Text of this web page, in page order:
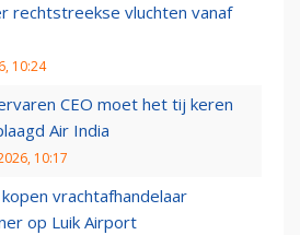
rechtstreekse vluchten vanaf
10:24
CEO moet het tij keren
Air India
10:17
kopen vrachtafhandelaar
op Luik Airport